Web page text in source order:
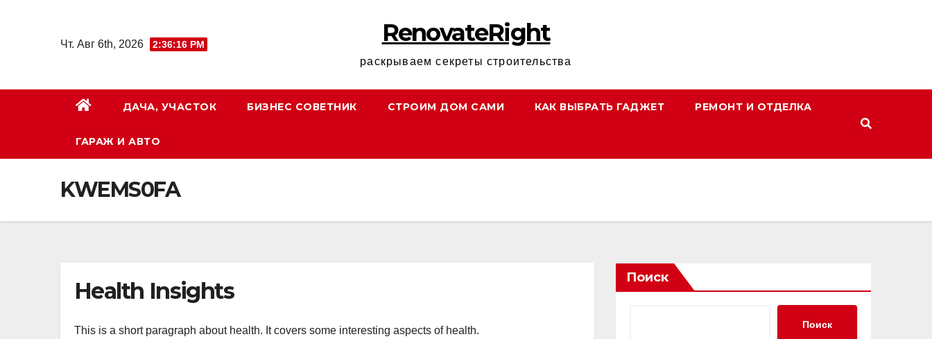
содержимому
Чт. Авг 6th, 2026 2:36:17 PM RenovateRight
раскрываем секреты строительства
ДАЧА, УЧАСТОК БИЗНЕС СОВЕТНИК СТРОИМ ДОМ САМИ КАК ВЫБРАТЬ ГАДЖЕТ РЕМОНТ И ОТДЕЛКА
ГАРАЖ И АВТО
KWEMS0FA
Health Insights
This is a short paragraph about health. It covers some interesting aspects of health.
Поиск
Поиск